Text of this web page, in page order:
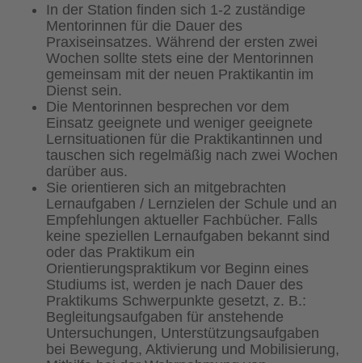
In der Station finden sich 1-2 zuständige
Mentorinnen für die Dauer des
Praxiseinsatzes. Während der ersten zwei
Wochen sollte stets eine der Mentorinnen
gemeinsam mit der neuen Praktikantin im
Dienst sein.
Die Mentorinnen besprechen vor dem
Einsatz geeignete und weniger geeignete
Lernsituationen für die Praktikantinnen und
tauschen sich regelmäßig nach zwei Wochen
darüber aus.
Sie orientieren sich an mitgebrachten
Lernaufgaben / Lernzielen der Schule und an
Empfehlungen aktueller Fachbücher. Falls
keine speziellen Lernaufgaben bekannt sind
oder das Praktikum ein
Orientierungspraktikum vor Beginn eines
Studiums ist, werden je nach Dauer des
Praktikums Schwerpunkte gesetzt, z. B.:
Begleitungsaufgaben für anstehende
Untersuchungen, Unterstützungsaufgaben
bei Bewegung, Aktivierung und Mobilisierung,